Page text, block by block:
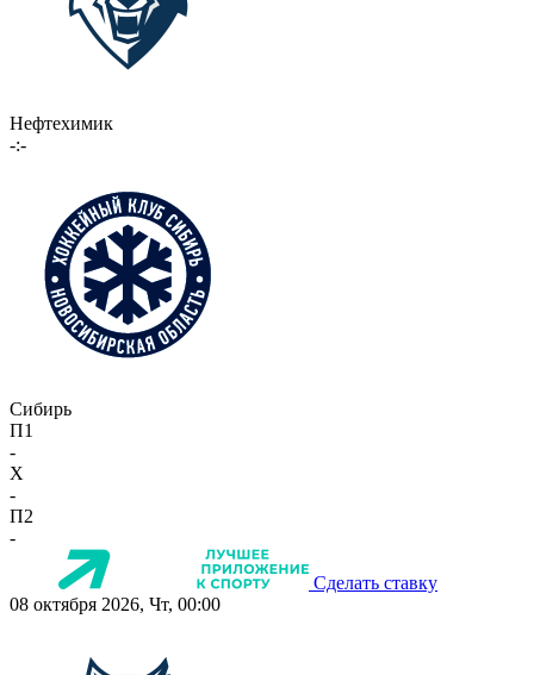
Нефтехимик
-:-
Сибирь
П1
-
X
-
П2
-
Сделать ставку
08 октября 2026, Чт, 00:00